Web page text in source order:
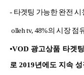
- 타겟팅 가능한 완전
olleh tv, 48%의 시장 점
•VOD 광고상품 타겟
로 2019년에도 지속